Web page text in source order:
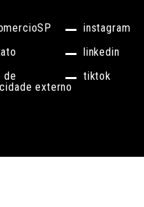
de
externo
instagram
linkedin
tiktok